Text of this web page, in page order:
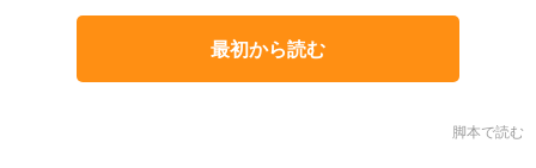
最初から読む
脚本で読む